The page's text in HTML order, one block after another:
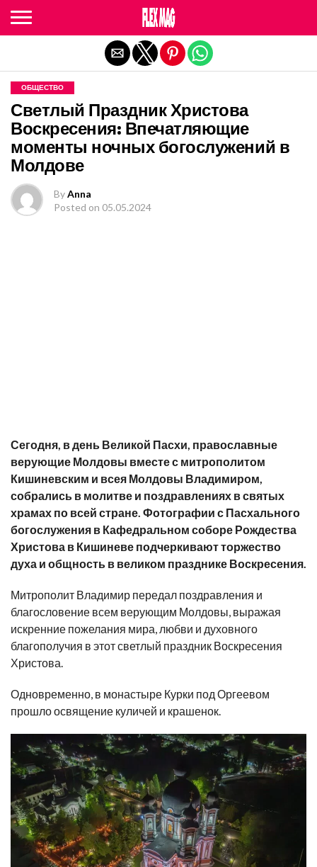
ОБЩЕСТВО
Светлый Праздник Христова
Воскресения: Впечатляющие
моменты ночных богослужений в
Молдове
ByAnna
Posted on 05.05.2024
Сегодня, в день Великой Пасхи, православные
верующие Молдовы вместе с митрополитом
Кишиневским и всея Молдовы Владимиром,
собрались в молитве и поздравлениях в святых
храмах по всей стране. Фотографии с Пасхального
богослужения в Кафедральном соборе Рождества
Христова в Кишиневе подчеркивают торжество
духа и общность в великом празднике Воскресения.
Митрополит Владимир передал поздравления и
благословение всем верующим Молдовы, выражая
искренние пожелания мира, любви и духовного
благополучия в этот светлый праздник Воскресения
Христова.
Одновременно, в монастыре Курки под Оргеевом
прошло освящение куличей и крашенок.
Exit mobile version